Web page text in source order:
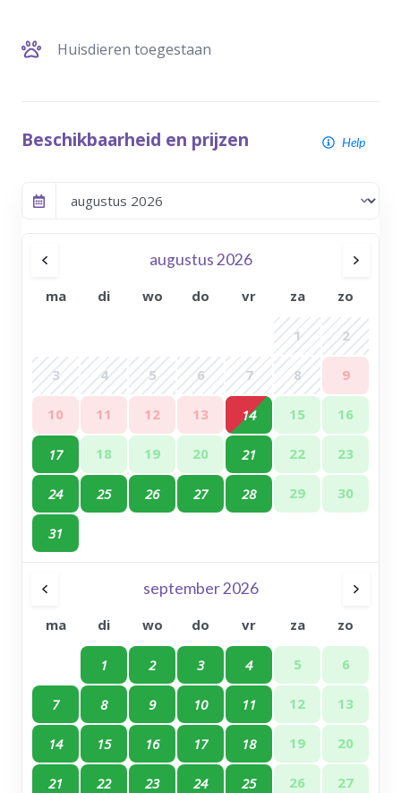
Huisdieren toegestaan
Beschikbaarheid en prijzen Help
augustus 2026
ma di wo do vr za zo
1 2
3 4 5 6 7 8 9
10 11 12 13 14 15 16
17 18 19 20 21 22 23
24 25 26 27 28 29 30
31
september 2026
ma di wo do vr za zo
1 2 3 4 5 6
7 8 9 10 11 12 13
14 15 16 17 18 19 20
21 22 23 24 25 26 27